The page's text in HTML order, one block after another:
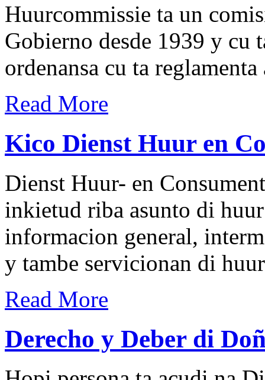
Huurcommissie ta un
Gobierno desde 1939 y cu
ordenansa cu ta
Read More
Kico Dienst Huur en
Dienst Huur- en
inkietud riba asunto di
informacion general,
y tambe servicionan di
Read More
Derecho y Deber di